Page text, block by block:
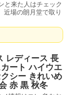
と来た人はチェック
場の朗月堂で取り
レディース 長
ート ハイウエ
シー きれいめ
赤 黒 秋冬